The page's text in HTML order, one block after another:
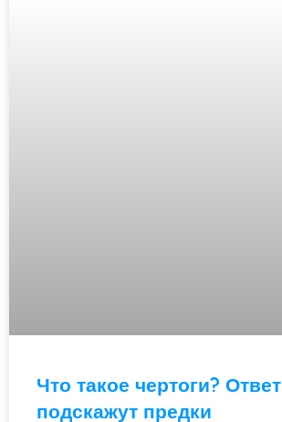
Что такое чертоги? Ответ
подскажут предки